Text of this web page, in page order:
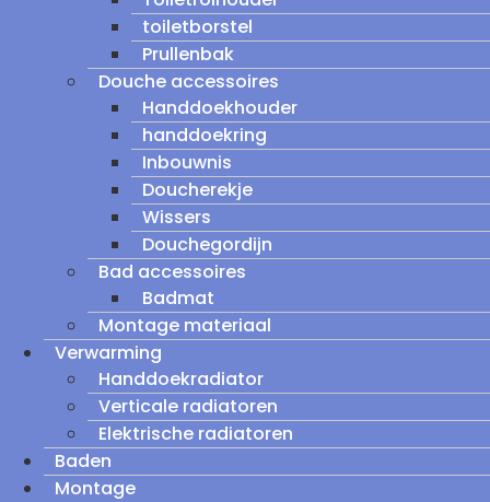
toiletborstel
Prullenbak
Douche accessoires
Handdoekhouder
handdoekring
Inbouwnis
Doucherekje
Wissers
Douchegordijn
Bad accessoires
Badmat
Montage materiaal
Verwarming
Handdoekradiator
Verticale radiatoren
Elektrische radiatoren
Baden
Montage